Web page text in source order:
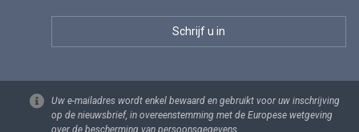
Uw e-mailadres wordt enkel bewaard en gebruikt voor uw inschrijving
op de nieuwsbrief, in overeenstemming met de Europese wetgeving
over de bescherming van persoonsgegevens.